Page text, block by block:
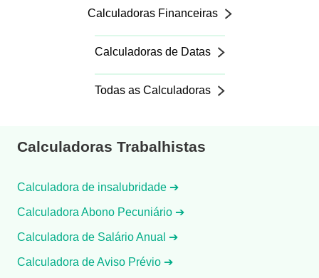
Calculadoras Financeiras
Calculadoras de Datas
Todas as Calculadoras
Calculadoras Trabalhistas
Calculadora de insalubridade ➔
Calculadora Abono Pecuniário ➔
Calculadora de Salário Anual ➔
Calculadora de Aviso Prévio ➔